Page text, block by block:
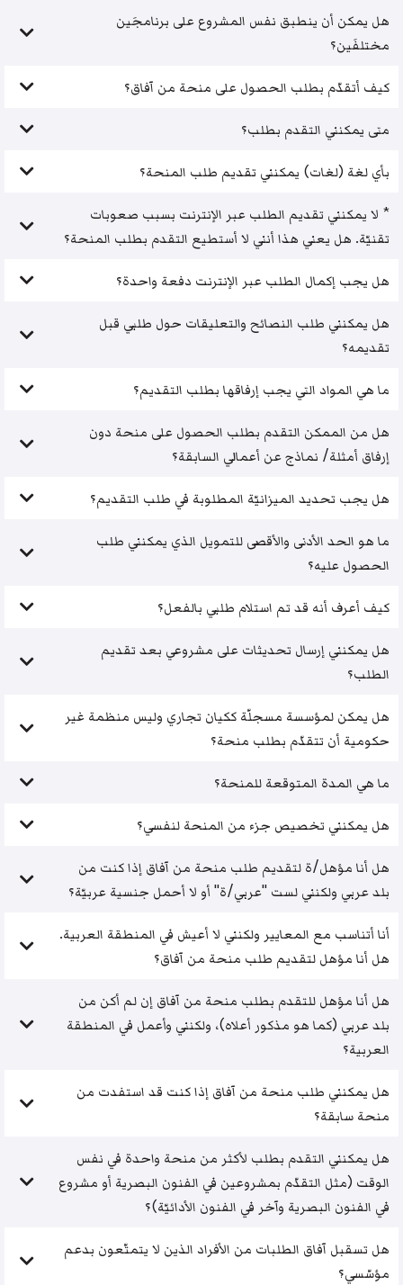
هل يمكن أن ينطبق نفس المشروع على برنامجَين
مختلفَين؟
كيف أتقدّم بطلب الحصول على منحة من آفاق؟
متى يمكنني التقدم بطلب؟
بأي لغة (لغات) يمكنني تقديم طلب المنحة؟
* لا يمكنني تقديم الطلب عبر الإنترنت بسبب صعوبات
تقنيّة. هل يعني هذا أنني لا أستطيع التقدم بطلب المنحة؟
هل يجب إكمال الطلب عبر الإنترنت دفعة واحدة؟
هل يمكنني طلب النصائح والتعليقات حول طلبي قبل
تقديمه؟
ما هي المواد التي يجب إرفاقها بطلب التقديم؟
هل من الممكن التقدم بطلب الحصول على منحة دون
إرفاق أمثلة/ نماذج عن أعمالي السابقة؟
هل يجب تحديد الميزانيّة المطلوبة في طلب التقديم؟
ما هو الحد الأدنى والأقصى للتمويل الذي يمكنني طلب
الحصول عليه؟
كيف أعرف أنه قد تم استلام طلبي بالفعل؟
هل يمكنني إرسال تحديثات على مشروعي بعد تقديم
الطلب؟
هل يمكن لمؤسسة مسجلّة ككيان تجاري وليس منظمة غير
حكومية أن تتقدّم بطلب منحة؟
ما هي المدة المتوقعة للمنحة؟
هل يمكنني تخصيص جزء من المنحة لنفسي؟
هل أنا مؤهل/ة لتقديم طلب منحة من آفاق إذا كنت من
بلد عربي ولكنني لست "عربي/ة" أو لا أحمل جنسية عربيّة؟
أنا أتناسب مع المعايير ولكنني لا أعيش في المنطقة العربية.
هل أنا مؤهل لتقديم طلب منحة من آفاق؟
هل أنا مؤهل للتقدم بطلب منحة من آفاق إن لم أكن من
بلد عربي (كما هو مذكور أعلاه)، ولكنني وأعمل في المنطقة
العربية؟
هل يمكنني طلب منحة من آفاق إذا كنت قد استفدت من
منحة سابقة؟
هل يمكنني التقدم بطلب لأكثر من منحة واحدة في نفس
الوقت (مثل التقدّم بمشروعين في الفنون البصرية أو مشروع
في الفنون البصرية وآخر في الفنون الأدائيّة)؟
هل تسقبل آفاق الطلبات من الأفراد الذين لا يتمتّعون بدعم
مؤسّسي؟